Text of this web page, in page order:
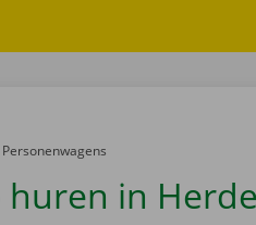
hier:
naar
Personenwagens
huren in